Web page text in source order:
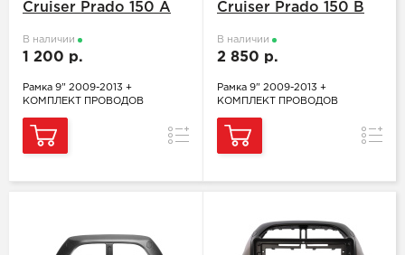
Cruiser Prado 150 A
В наличии
1 200 р.
Рамка 9" 2009-2013 +
КОМПЛЕКТ ПРОВОДОВ
Сравнение
Cruiser Prado 150 B
В наличии
2 850 р.
Рамка 9" 2009-2013 +
КОМПЛЕКТ ПРОВОДОВ